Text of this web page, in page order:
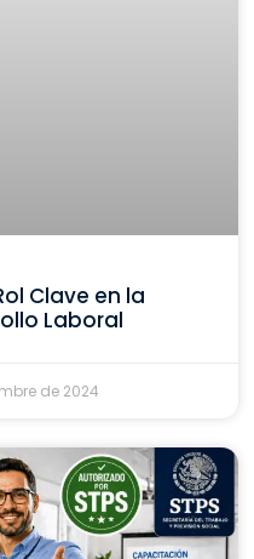
Clave en la
Laboral
de 2024